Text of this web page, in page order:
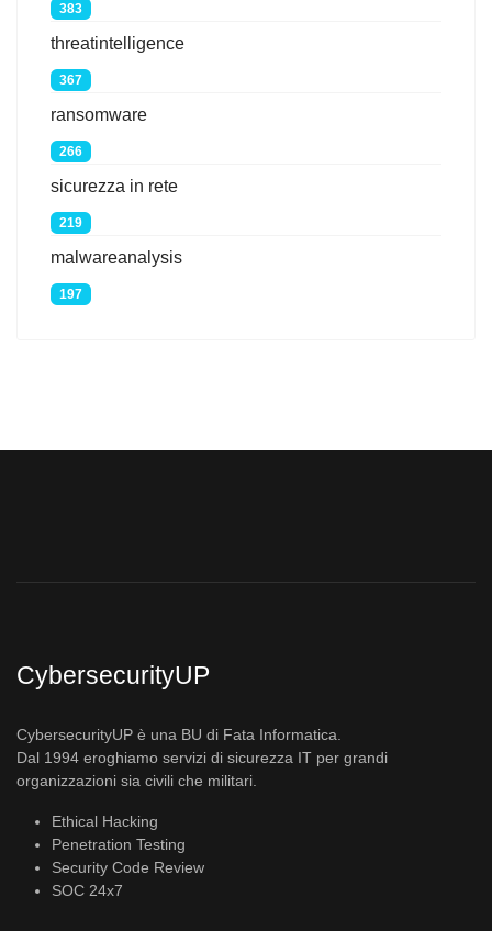
383
threatintelligence
367
ransomware
266
sicurezza in rete
219
malwareanalysis
197
CybersecurityUP
CybersecurityUP è una BU di Fata Informatica.
Dal 1994 eroghiamo servizi di sicurezza IT per grandi
organizzazioni sia civili che militari.
Ethical Hacking
Penetration Testing
Security Code Review
SOC 24x7